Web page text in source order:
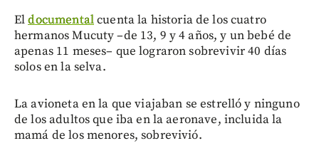
Eldocumentalcuenta la historia de los cuatro
hermanos Mucuty –de 13, 9 y 4 años, y un bebé de
apenas 11 meses– que lograron sobrevivir 40 días
solos en la selva.
La avioneta en la que viajaban se estrelló y ninguno
de los adultos que iba en la aeronave, incluida la
mamá de los menores, sobrevivió.